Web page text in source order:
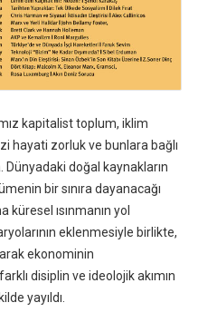
kapitalist toplum, iklim
hayati zorluk ve bunlara bağlı
Dünyadaki doğal kaynakların
bir sınıra dayanacağı
ısınmanın yol
eklenmesiyle birlikte,
ekonominin
disiplin ve ideolojik akımın
yayıldı.